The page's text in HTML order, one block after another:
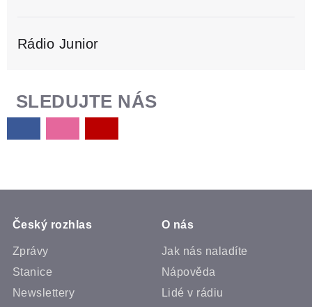
Rádio Junior
SLEDUJTE NÁS
Český rozhlas
Zprávy
Stanice
Newslettery
O nás
Jak nás naladíte
Nápověda
Lidé v rádiu